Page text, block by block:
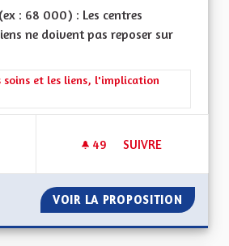
: 68 000) : Les centres
ne doivent pas reposer sur
de la catégorie : Les solidarités, les soins
soins et les liens, l'implication
49 49 ABONNÉS
SUIVRE
VOIR LA PROPOSITION